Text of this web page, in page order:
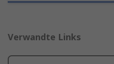
Verwandte Links